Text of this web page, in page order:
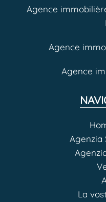
Agence
Agence
Agence
Agenzia
La